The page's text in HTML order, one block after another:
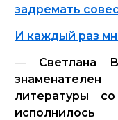
задремать
И каждый раз
— Светлана
литературы